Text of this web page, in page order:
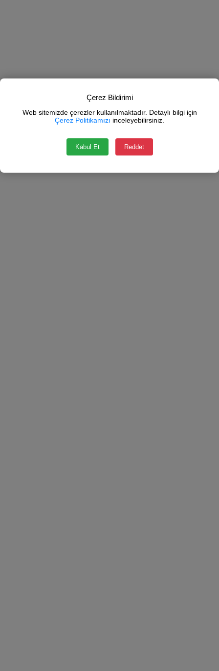
Çerez Bildirimi
Web sitemizde çerezler kullanılmaktadır. Detaylı bilgi için
Çerez Politikamızı inceleyebilirsiniz.
Kabul Et Reddet